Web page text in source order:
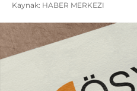
Kaynak: HABER MERKEZI